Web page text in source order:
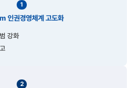
1
인권경영체계 고도화
강화
2